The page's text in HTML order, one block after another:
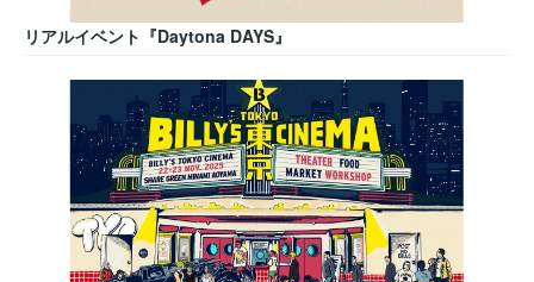
リアルイベント『Daytona DAYS』